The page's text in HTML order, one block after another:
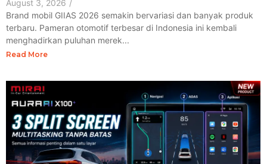
August 3, 2026 /
Brand mobil GIIAS 2026 semakin bervariasi dan banyak produk
terbaru. Pameran otomotif terbesar di Indonesia ini kembali
menghadirkan puluhan merek...
Read More